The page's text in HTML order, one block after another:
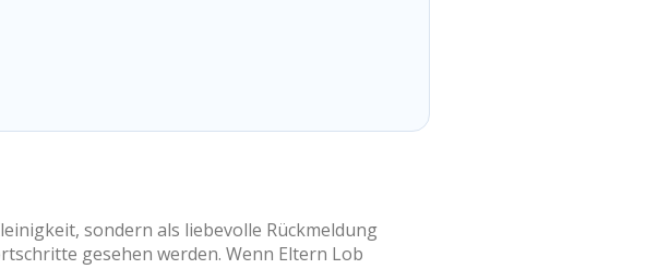
sondern als liebevolle Rückmeldung
gesehen werden. Wenn Eltern Lob